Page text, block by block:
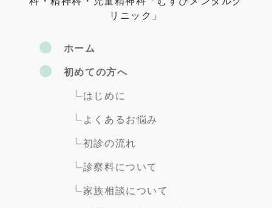
リニック」
ホーム
初めての方へ
はじめに
よくあるお悩み
初診の流れ
診察料について
家族相談について